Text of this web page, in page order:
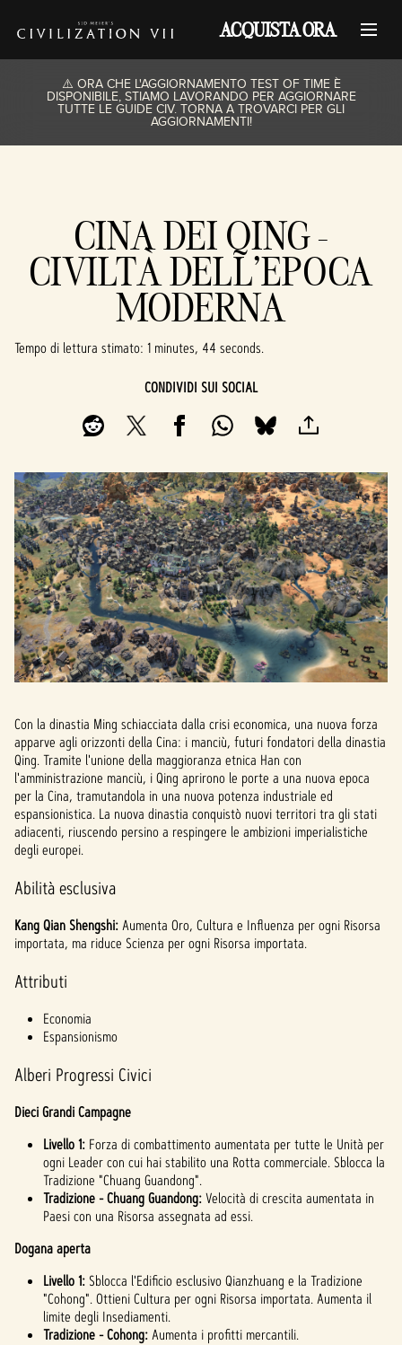
ACQUISTA ORA
⚠️ ORA CHE L'AGGIORNAMENTO TEST OF TIME È
DISPONIBILE, STIAMO LAVORANDO PER AGGIORNARE
TUTTE LE GUIDE CIV. TORNA A TROVARCI PER GLI
AGGIORNAMENTI!
CINA DEI QING -
CIVILTÀ DELL'EPOCA
MODERNA
Tempo di lettura stimato 1 minutes, 44 seconds
CONDIVIDI SUI SOCIAL
Con la dinastia Ming schiacciata dalla crisi economica, una nuova forza
apparve agli orizzonti della Cina: i manciù, futuri fondatori della dinastia
Qing. Tramite l'unione della maggioranza etnica Han con
l'amministrazione manciù, i Qing aprirono le porte a una nuova epoca
per la Cina, tramutandola in una nuova potenza industriale ed
espansionistica. La nuova dinastia conquistò nuovi territori tra gli stati
adiacenti, riuscendo persino a respingere le ambizioni imperialistiche
degli europei.
Abilità esclusiva
Kang Qian Shengshi:Aumenta Oro, Cultura e Influenza per ogni Risorsa
importata, ma riduce Scienza per ogni Risorsa importata.
Attributi
Economia
Espansionismo
Alberi Progressi Civici
Dieci Grandi Campagne
Livello 1: Forza di combattimento aumentata per tutte le Unità per
ogni Leader con cui hai stabilito una Rotta commerciale. Sblocca la
Tradizione "Chuang Guandong".
Tradizione - Chuang Guandong:Velocità di crescita aumentata in
Paesi con una Risorsa assegnata ad essi.
Dogana aperta
Livello 1: Sblocca l'Edificio esclusivo Qianzhuang e la Tradizione
"Cohong". Ottieni Cultura per ogni Risorsa importata. Aumenta il
limite degli Insediamenti.
Tradizione - Cohong:Aumenta i profitti mercantili.